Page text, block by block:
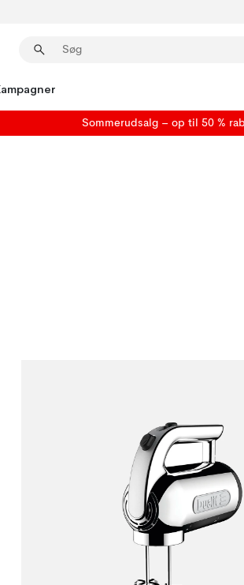
Sommerudsalg – op til 50 %